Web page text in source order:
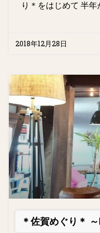
り＊をはじめて 半
2018年12月28日
＊佐賀めぐり＊